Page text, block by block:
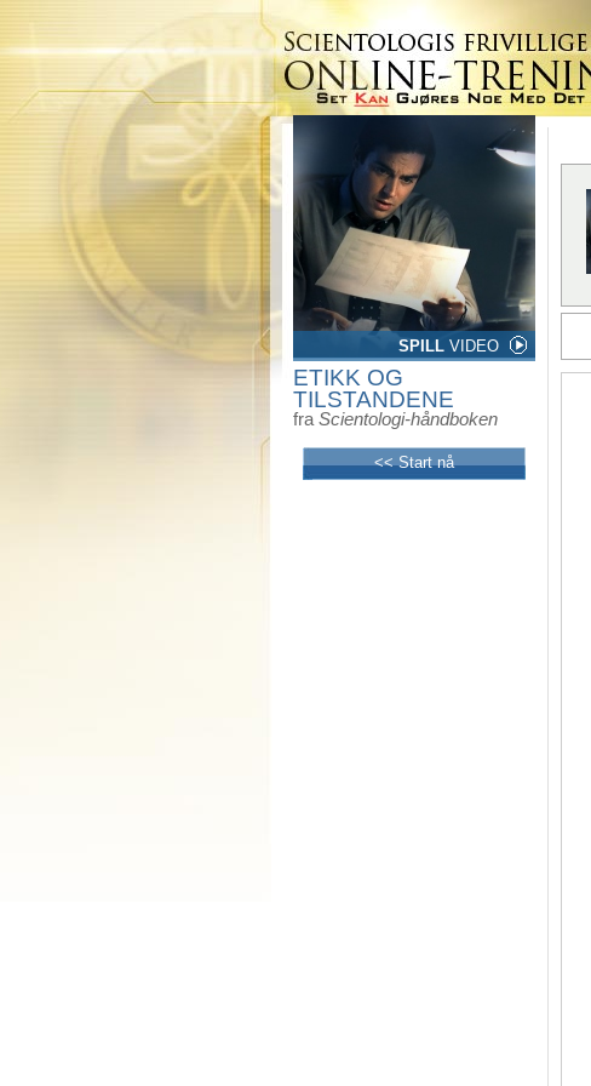
SPILL VIDEO
ETIKK OG
TILSTANDENE
fra Scientologi-håndboken
<< Start nå